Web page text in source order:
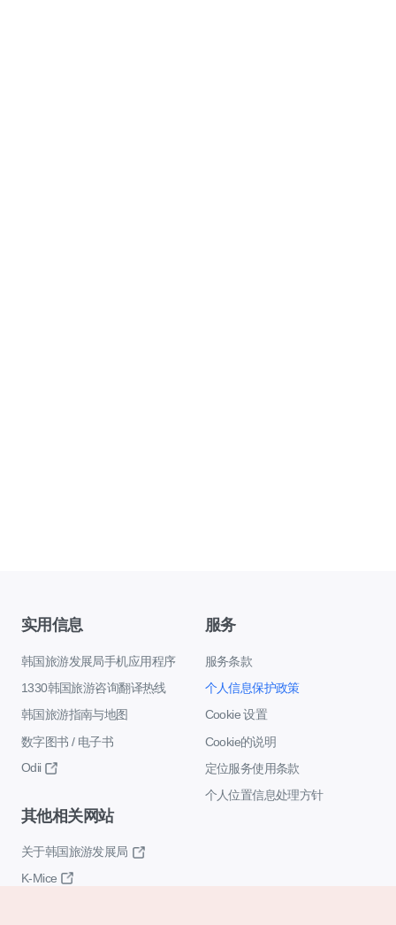
实用信息
韩国旅游发展局手机应用程序
1330韩国旅游咨询翻译热线
韩国旅游指南与地图
数字图书 / 电子书
Odii
服务
服务条款
个人信息保护政策
Cookie 设置
Cookie的说明
定位服务使用条款
个人位置信息处理方针
其他相关网站
关于韩国旅游发展局
K-Mice